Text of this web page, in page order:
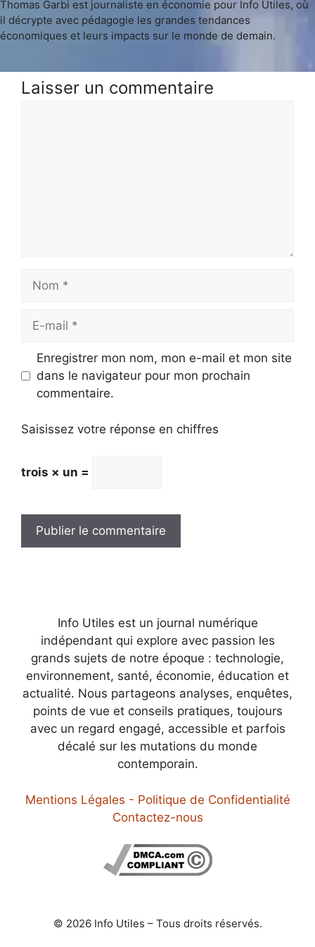
Thomas Garbi est journaliste en économie pour Info Utiles, où
il décrypte avec pédagogie les grandes tendances
économiques et leurs impacts sur le monde de demain.
Laisser un commentaire
Nom
Enregistrer mon nom, mon e-mail et mon site
dans le navigateur pour mon prochain
commentaire.
Saisissez votre réponse en chiffres
trois × un =
Info Utiles est un journal numérique
indépendant qui explore avec passion les
grands sujets de notre époque : technologie,
environnement, santé, économie, éducation et
actualité. Nous partageons analyses, enquêtes,
points de vue et conseils pratiques, toujours
avec un regard engagé, accessible et parfois
décalé sur les mutations du monde
contemporain.
Mentions Légales - Politique de Confidentialité
Contactez-nous
© 2026 Info Utiles – Tous droits réservés.